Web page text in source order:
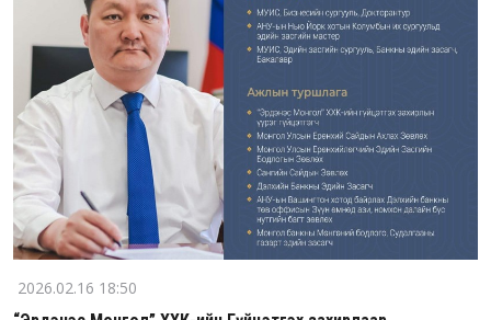
2026.02.16 18:50